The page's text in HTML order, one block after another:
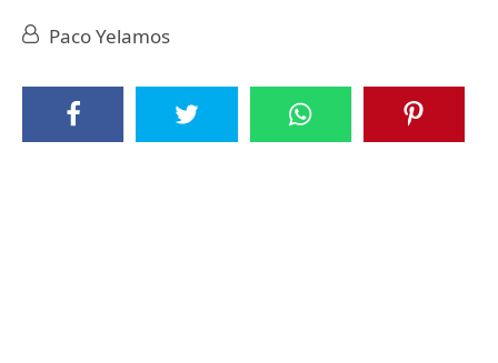
Paco Yelamos